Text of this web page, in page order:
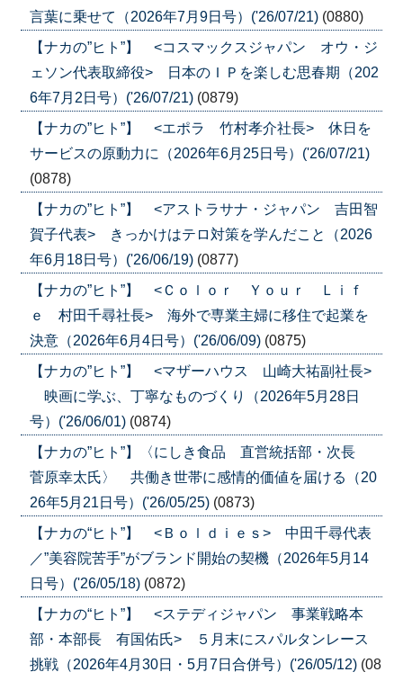
言葉に乗せて（2026年7月9日号）('26/07/21) (0880)
【ナカの”ヒト”】 <コスマックスジャパン オウ・ジ
ェソン代表取締役> 日本のＩＰを楽しむ思春期（202
6年7月2日号）('26/07/21) (0879)
【ナカの”ヒト”】 <エポラ 竹村孝介社長> 休日を
サービスの原動力に（2026年6月25日号）('26/07/21)
(0878)
【ナカの”ヒト”】 <アストラサナ・ジャパン 吉田智
賀子代表> きっかけはテロ対策を学んだこと（2026
年6月18日号）('26/06/19) (0877)
【ナカの”ヒト”】 <Ｃｏｌｏｒ Ｙｏｕｒ Ｌｉｆ
ｅ 村田千尋社長> 海外で専業主婦に移住で起業を
決意（2026年6月4日号）('26/06/09) (0875)
【ナカの”ヒト”】 <マザーハウス 山崎大祐副社長>
映画に学ぶ、丁寧なものづくり（2026年5月28日
号）('26/06/01) (0874)
【ナカの”ヒト”】〈にしき食品 直営統括部・次長
菅原幸太氏〉 共働き世帯に感情的価値を届ける（20
26年5月21日号）('26/05/25) (0873)
【ナカの“ヒト”】 <Ｂｏｌｄｉｅｓ> 中田千尋代表
／”美容院苦手”がブランド開始の契機（2026年5月14
日号）('26/05/18) (0872)
【ナカの“ヒト”】 <ステディジャパン 事業戦略本
部・本部長 有国佑氏> ５月末にスパルタンレース
挑戦（2026年4月30日・5月7日合併号）('26/05/12) (08